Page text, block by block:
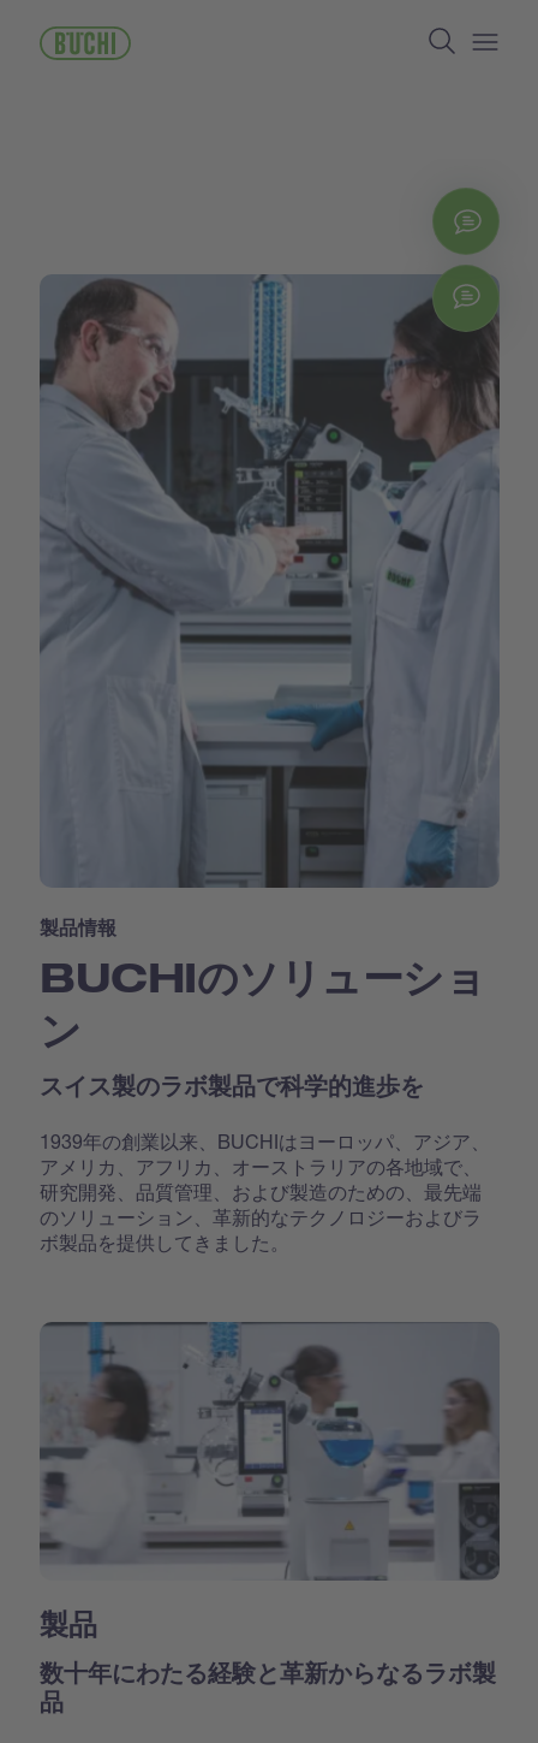
Search
製品情報
BUCHIのソリューショ
ン
スイス製のラボ製品で科学的進歩を
1939年の創業以来、BUCHIはヨーロッパ、アジア、
アメリカ、アフリカ、オーストラリアの各地域で、
研究開発、品質管理、および製造のための、最先端
のソリューション、革新的なテクノロジーおよびラ
ボ製品を提供してきました。
製品
数十年にわたる経験と革新からなるラボ製
品